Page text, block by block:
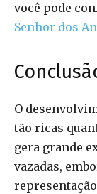
você pode
Senhor dos
O
tão ricas
gera grande
vazadas,